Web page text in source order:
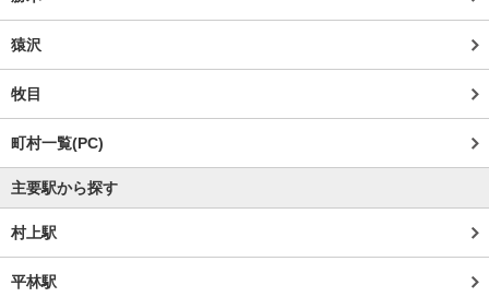
猿沢
牧目
町村一覧(PC)
主要駅から探す
村上駅
平林駅